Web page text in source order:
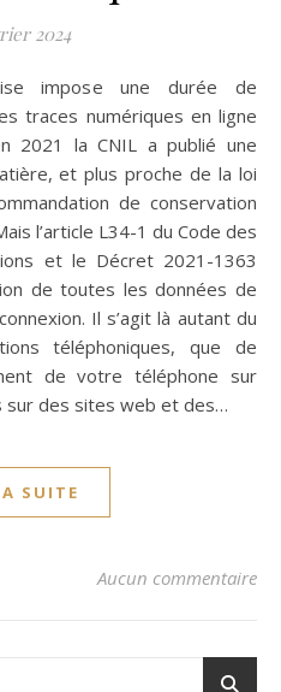
2024
traces numériques en ligne
2021 la CNIL a publié une
et plus proche de la loi
de conservation
l’article L34-1 du Code des
et le Décret 2021-1363
de toutes les données de
Il s’agit là autant du
téléphoniques, que de
de votre téléphone sur
sur des sites web et des…
SUITE
Aucun commentaire